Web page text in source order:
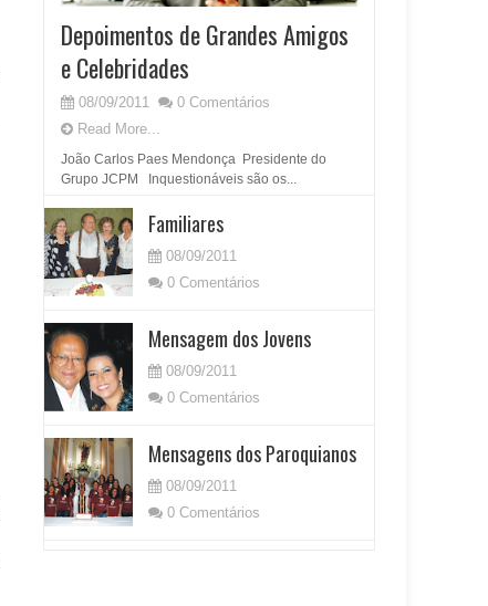
Depoimentos de Grandes Amigos
e Celebridades
08/09/2011
0 Comentários
Read More...
João Carlos Paes Mendonça Presidente do
Grupo JCPM Inquestionáveis são os...
Familiares
08/09/2011
0 Comentários
Mensagem dos Jovens
08/09/2011
0 Comentários
Mensagens dos Paroquianos
08/09/2011
0 Comentários